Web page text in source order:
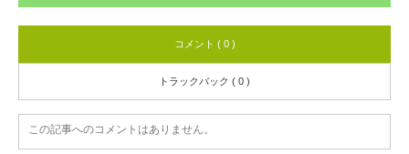
コメント ( 0 )
トラックバック ( 0 )
この記事へのコメントはありません。